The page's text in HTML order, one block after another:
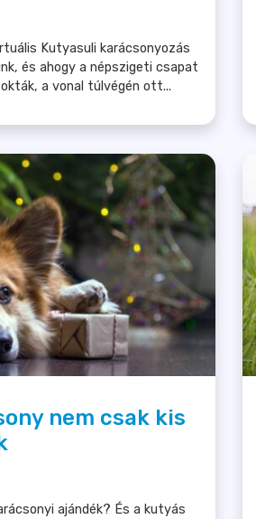
Kutyasuli karácsonyozás
és ahogy a népszigeti csapat
a vonal túlvégén ott...
nem csak kis
ajándék? És a kutyás